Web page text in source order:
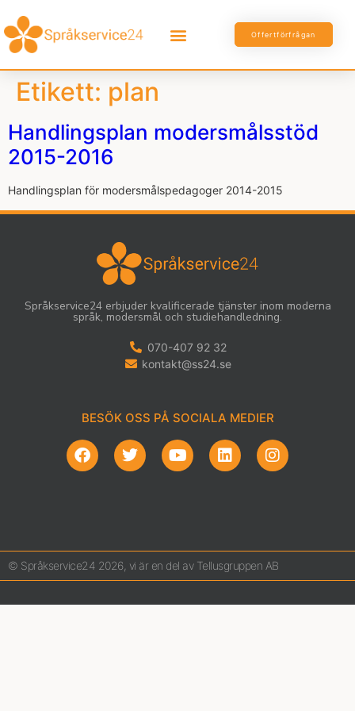
Offertförfrågan
Etikett: plan
Handlingsplan modersmålsstöd
2015-2016
Handlingsplan för modersmålspedagoger 2014-2015
Språkservice24 erbjuder kvalificerade tjänster inom moderna
språk, modersmål och studiehandledning.
070-407 92 32
kontakt@ss24.se
BESÖK OSS PÅ SOCIALA MEDIER
© Språkservice24 2026, vi är en del av Tellusgruppen AB